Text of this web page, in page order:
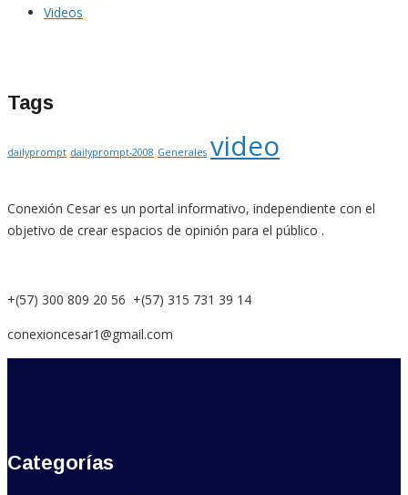
Videos
Tags
dailyprompt dailyprompt-2008 Generales video
Conexión Cesar es un portal informativo, independiente con el
objetivo de crear espacios de opinión para el público .
+(57) 300 809 20 56 +(57) 315 731 39 14
conexioncesar1@gmail.com
Categorías